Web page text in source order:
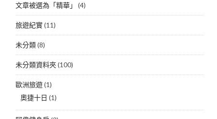
文章被選為「精華」 (4)
旅遊紀實(11)
未分類(8)
未分類資料夾(100)
歐洲旅遊(1)
奧捷十日 (1)